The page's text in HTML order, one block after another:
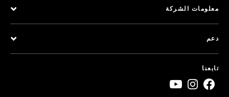
معلومات الشركة
دعم
تابعنا